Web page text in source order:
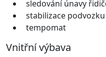
sledování únavy
stabilizace podvozku
tempomat
Vnitřní výbava